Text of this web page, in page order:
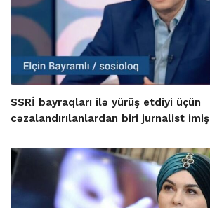
SSRİ bayraqları ilə yürüş etdiyi üçün
cəzalandırılanlardan biri jurnalist imiş